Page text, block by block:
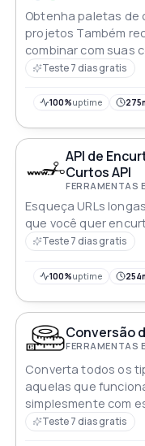
Obtenha paletas de
projetos Também
combinar com suas
coerentes para seus
Teste 7 dias gratis
100%uptime
API de
Curtos API
FERRAMENTAS
Esqueça URLs
que você quer
Teste 7 dias gratis
100%uptime
Conversão
FERRAMENTAS
Converta todos os
aquelas que
simplesmente com
Teste 7 dias gratis